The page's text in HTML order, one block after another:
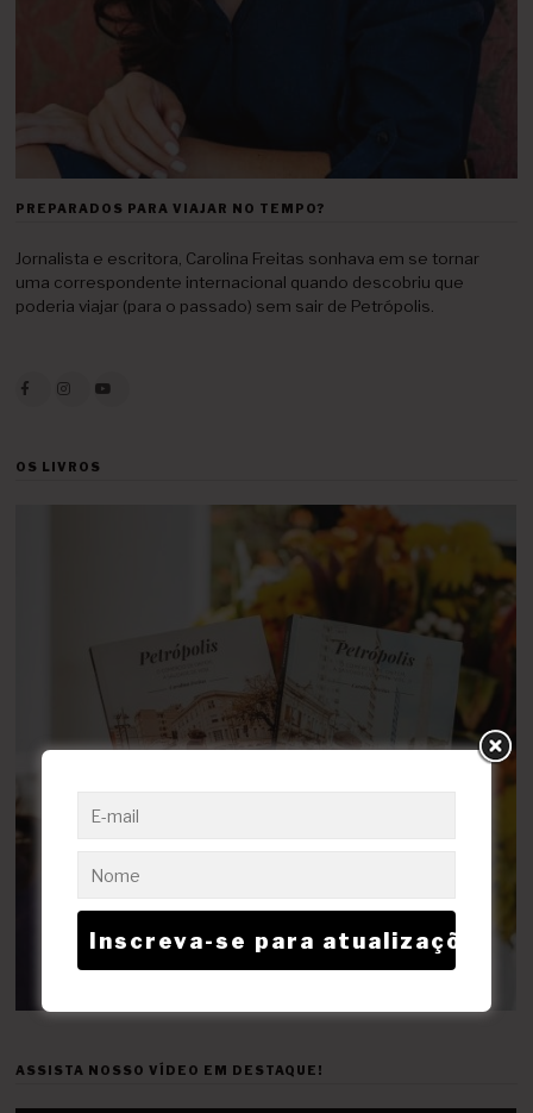
PREPARADOS PARA VIAJAR NO TEMPO?
Jornalista e escritora, Carolina Freitas sonhava em se tornar
uma correspondente internacional quando descobriu que
poderia viajar (para o passado) sem sair de Petrópolis.
OS LIVROS
ASSISTA NOSSO VÍDEO EM DESTAQUE!